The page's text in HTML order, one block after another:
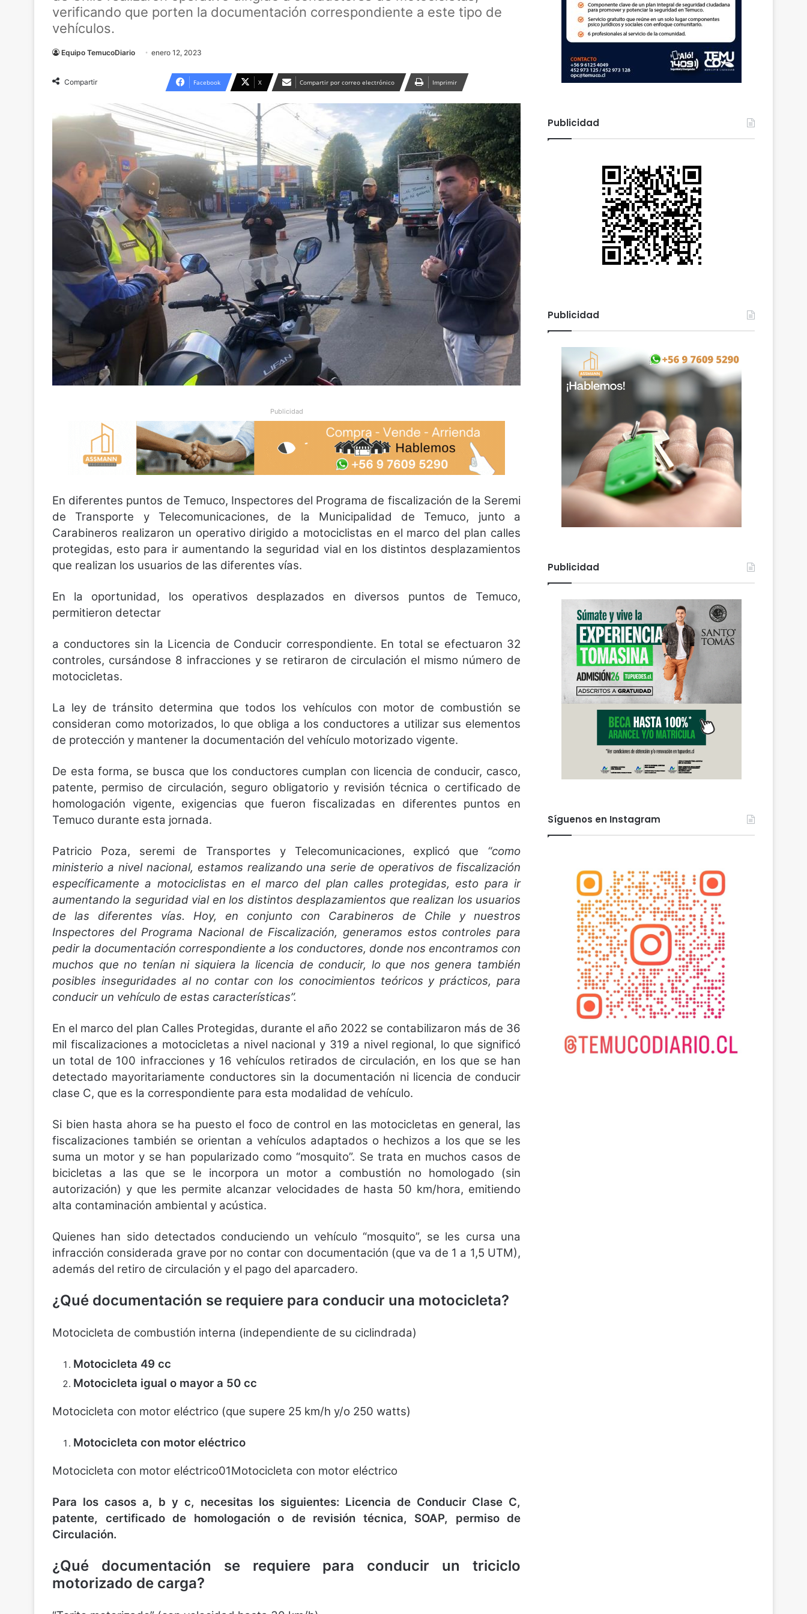
verificando que porten la documentación correspondiente a este tipo de
vehículos.
Equipo TemucoDiario enero 12, 2023
Compartir Facebook X Compartir por correo electrónico Imprimir
Publicidad
En diferentes puntos de Temuco, Inspectores del Programa de fiscalización de la Seremi
de Transporte y Telecomunicaciones, de la Municipalidad de Temuco, junto a
Carabineros realizaron un operativo dirigido a motociclistas en el marco del plan calles
protegidas, esto para ir aumentando la seguridad vial en los distintos desplazamientos
que realizan los usuarios de las diferentes vías.
En la oportunidad, los operativos desplazados en diversos puntos de Temuco,
permitieron detectar
a conductores sin la Licencia de Conducir correspondiente. En total se efectuaron 32
controles, cursándose 8 infracciones y se retiraron de circulación el mismo número de
motocicletas.
La ley de tránsito determina que todos los vehículos con motor de combustión se
consideran como motorizados, lo que obliga a los conductores a utilizar sus elementos
de protección y mantener la documentación del vehículo motorizado vigente.
De esta forma, se busca que los conductores cumplan con licencia de conducir, casco,
patente, permiso de circulación, seguro obligatorio y revisión técnica o certificado de
homologación vigente, exigencias que fueron fiscalizadas en diferentes puntos en
Temuco durante esta jornada.
Patricio Poza, seremi de Transportes y Telecomunicaciones, explicó que “como
ministerio a nivel nacional, estamos realizando una serie de operativos de fiscalización
específicamente a motociclistas en el marco del plan calles protegidas, esto para ir
aumentando la seguridad vial en los distintos desplazamientos que realizan los usuarios
de las diferentes vías. Hoy, en conjunto con Carabineros de Chile y nuestros
Inspectores del Programa Nacional de Fiscalización, generamos estos controles para
pedir la documentación correspondiente a los conductores, donde nos encontramos con
muchos que no tenían ni siquiera la licencia de conducir, lo que nos genera también
posibles inseguridades al no contar con los conocimientos teóricos y prácticos, para
conducir un vehículo de estas características”.
En el marco del plan Calles Protegidas, durante el año 2022 se contabilizaron más de 36
mil fiscalizaciones a motocicletas a nivel nacional y 319 a nivel regional, lo que significó
un total de 100 infracciones y 16 vehículos retirados de circulación, en los que se han
detectado mayoritariamente conductores sin la documentación ni licencia de conducir
clase C, que es la correspondiente para esta modalidad de vehículo.
Si bien hasta ahora se ha puesto el foco de control en las motocicletas en general, las
fiscalizaciones también se orientan a vehículos adaptados o hechizos a los que se les
suma un motor y se han popularizado como “mosquito”. Se trata en muchos casos de
bicicletas a las que se le incorpora un motor a combustión no homologado (sin
autorización) y que les permite alcanzar velocidades de hasta 50 km/hora, emitiendo
alta contaminación ambiental y acústica.
Quienes han sido detectados conduciendo un vehículo “mosquito”, se les cursa una
infracción considerada grave por no contar con documentación (que va de 1 a 1,5 UTM),
además del retiro de circulación y el pago del aparcadero.
¿Qué documentación se requiere para conducir una motocicleta?
Motocicleta de combustión interna (independiente de su ciclindrada)
Motocicleta 49 cc
Motocicleta igual o mayor a 50 cc
Motocicleta con motor eléctrico (que supere 25 km/h y/o 250 watts)
Motocicleta con motor eléctrico
Motocicleta con motor eléctrico01Motocicleta con motor eléctrico
Para los casos a, b y c, necesitas los siguientes: Licencia de Conducir Clase C,
patente, certificado de homologación o de revisión técnica, SOAP, permiso de
Circulación.
¿Qué documentación se requiere para conducir un triciclo
motorizado de carga?
Publicidad
Publicidad
Publicidad
Síguenos en Instagram